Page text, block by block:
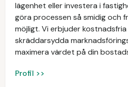
lägenhet eller investera i
göra processen så smidig och
möjligt. Vi erbjuder
skräddarsydda
maximera värdet på din
Profil >>